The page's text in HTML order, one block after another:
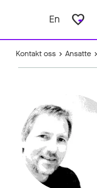
En favorite_border
Kontakt oss Ansatte